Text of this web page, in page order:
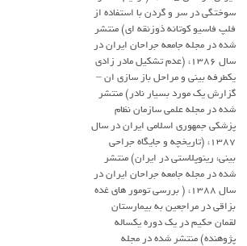
سوختگی در سر و گردن با استفاده از
فلپ فاسیو کوتانه ذوزنقه ای) منتشر
شده در مجله جامعه جراحان ایران در
سال 1386، (عدم تشکیل مادر زادی
یکطرفه بینی و مراحل باز سازی ان –
گزارش یک مورد بسیار نادر) منتشر
شده در مجله علمی سازمان نظام
پزشکی جمهوری اسلامی ایران در سال
1387، (تاریخچه و جایگاه جراحی
بینی، رینوپلاستی در ایران) منتشر
شده در مجله جامعه جراحان ایران در
سال 1388، ( بررسی تومور های غده
بزاقی در مراجعین به بیمارستان
لقمان حکیم در یک دوره یکساله
پژوهنده) منتشر شده در مجله